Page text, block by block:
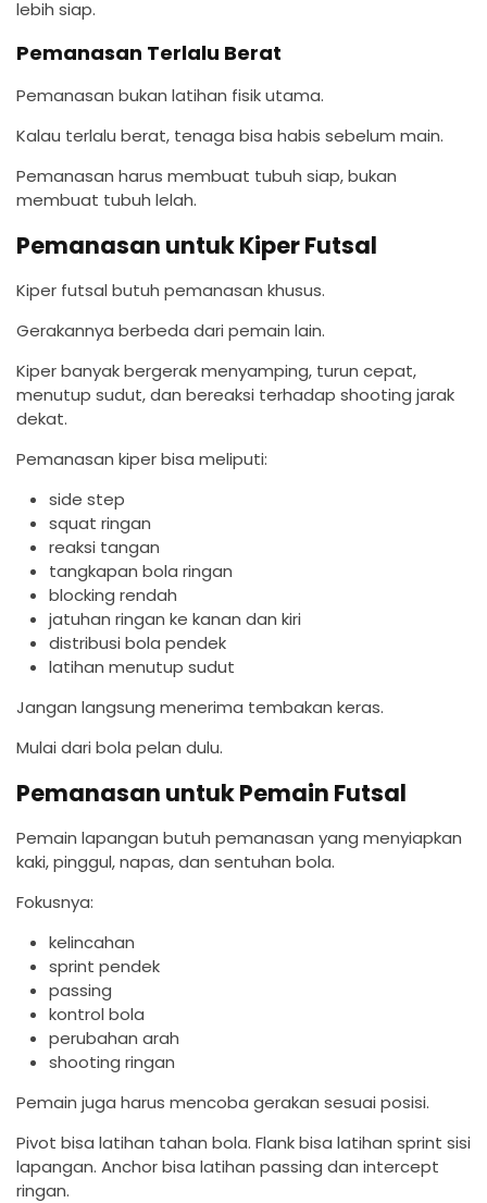
lebih siap.
Pemanasan Terlalu Berat
Pemanasan bukan latihan fisik utama.
Kalau terlalu berat, tenaga bisa habis sebelum main.
Pemanasan harus membuat tubuh siap, bukan
membuat tubuh lelah.
Pemanasan untuk Kiper Futsal
Kiper futsal butuh pemanasan khusus.
Gerakannya berbeda dari pemain lain.
Kiper banyak bergerak menyamping, turun cepat,
menutup sudut, dan bereaksi terhadap shooting jarak
dekat.
Pemanasan kiper bisa meliputi:
side step
squat ringan
reaksi tangan
tangkapan bola ringan
blocking rendah
jatuhan ringan ke kanan dan kiri
distribusi bola pendek
latihan menutup sudut
Jangan langsung menerima tembakan keras.
Mulai dari bola pelan dulu.
Pemanasan untuk Pemain Futsal
Pemain lapangan butuh pemanasan yang menyiapkan
kaki, pinggul, napas, dan sentuhan bola.
Fokusnya:
kelincahan
sprint pendek
passing
kontrol bola
perubahan arah
shooting ringan
Pemain juga harus mencoba gerakan sesuai posisi.
Pivot bisa latihan tahan bola. Flank bisa latihan sprint sisi
lapangan. Anchor bisa latihan passing dan intercept
ringan.